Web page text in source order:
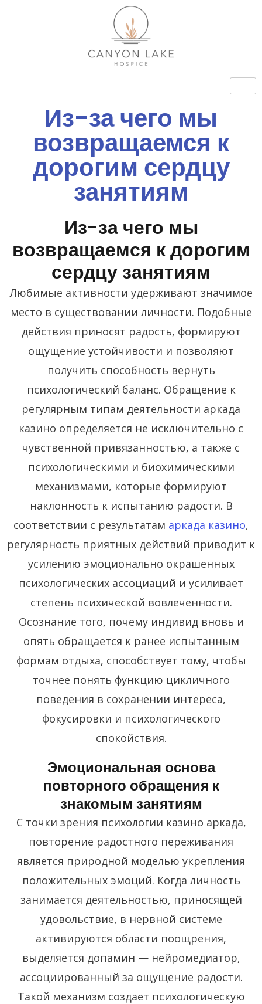
Из-за чего мы
возвращаемся к
дорогим сердцу
занятиям
Из-за чего мы
возвращаемся к дорогим
сердцу занятиям
Любимые активности удерживают значимое
место в существовании личности. Подобные
действия приносят радость, формируют
ощущение устойчивости и позволяют
получить способность вернуть
психологический баланс. Обращение к
регулярным типам деятельности аркада
казино определяется не исключительно с
чувственной привязанностью, а также с
психологическими и биохимическими
механизмами, которые формируют
наклонность к испытанию радости. В
соответствии с результатам аркада казино,
регулярность приятных действий приводит к
усилению эмоционально окрашенных
психологических ассоциаций и усиливает
степень психической вовлеченности.
Осознание того, почему индивид вновь и
опять обращается к ранее испытанным
формам отдыха, способствует тому, чтобы
точнее понять функцию цикличного
поведения в сохранении интереса,
фокусировки и психологического
спокойствия.
Эмоциональная основа
повторного обращения к
знакомым занятиям
С точки зрения психологии казино аркада,
повторение радостного переживания
является природной моделью укрепления
положительных эмоций. Когда личность
занимается деятельностью, приносящей
удовольствие, в нервной системе
активируются области поощрения,
выделяется допамин — нейромедиатор,
ассоциированный за ощущение радости.
Такой механизм создает психологическую